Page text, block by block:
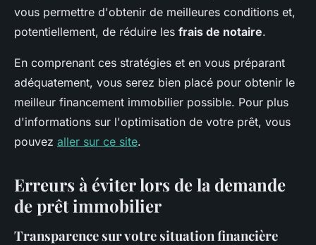
vous permettre d'obtenir de meilleures conditions et,
potentiellement, de réduire les frais de notaire.
En comprenant ces stratégies et en vous préparant
adéquatement, vous serez bien placé pour obtenir le
meilleur financement immobilier possible. Pour plus
d'informations sur l'optimisation de votre prêt, vous
pouvez aller sur ce site.
Erreurs à éviter lors de la demande
de prêt immobilier
Transparence sur votre situation financière